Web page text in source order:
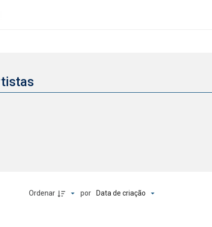
visualização
Ordenar por Data de criação